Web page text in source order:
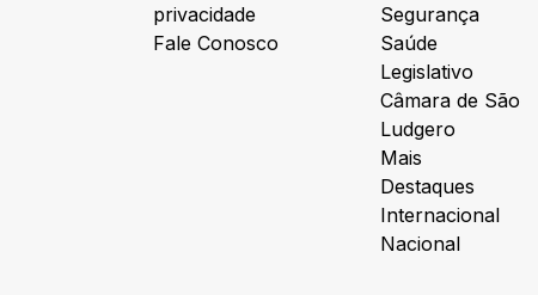
privacidade
Fale Conosco
Segurança
Saúde
Legislativo
Câmara de São
Ludgero
Mais
Destaques
Internacional
Nacional